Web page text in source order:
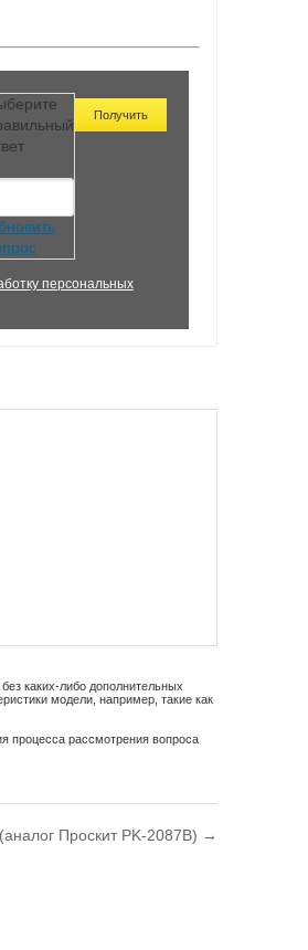
персональных
каких-либо дополнительных
модели, например, такие как
процесса рассмотрения вопроса
Проскит PK-2087В) →